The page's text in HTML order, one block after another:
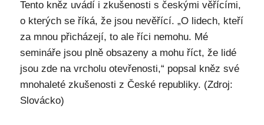
Tento kněz uvádí i zkušenosti s českými věřícími,
o kterých se říká, že jsou nevěřící. „O lidech, kteří
za mnou přicházejí, to ale říci nemohu. Mé
semináře jsou plně obsazeny a mohu říct, že lidé
jsou zde na vrcholu otevřenosti,“ popsal kněz své
mnohaleté zkušenosti z České republiky. (Zdroj:
Slovácko)